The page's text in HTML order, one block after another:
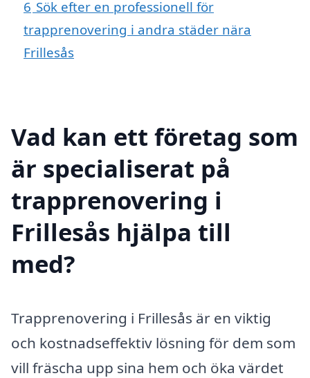
6 Sök efter en professionell för
trapprenovering i andra städer nära
Frillesås
Vad kan ett företag som
är specialiserat på
trapprenovering i
Frillesås hjälpa till
med?
Trapprenovering i Frillesås är en viktig
och kostnadseffektiv lösning för dem som
vill fräscha upp sina hem och öka värdet